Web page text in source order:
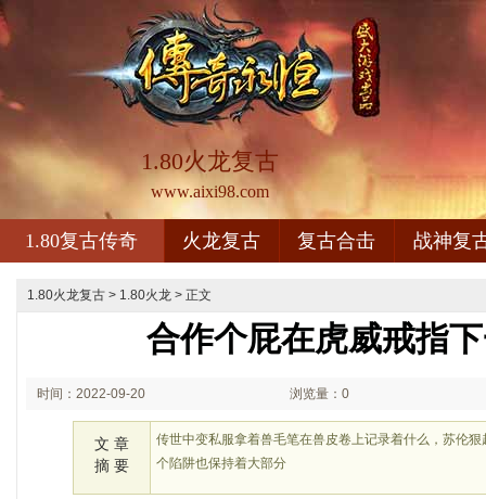
1.80火龙复古
www.aixi98.com
1.80复古传奇 火龙复古 复古合击 战神复
1.80火龙复古 > 1.80火龙 > 正文
合作个屁在虎威戒指
时间：2022-09-20 浏览量：0
文 章
摘 要
传世中变私服拿着兽毛笔在兽皮卷上记录着什么，苏伦
个陷阱也保持着大部分